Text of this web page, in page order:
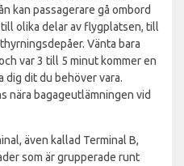
kan passagerare gå ombord
olika delar av flygplatsen, till
Vänta bara
var 3 till 5 minut kommer en
dit du behöver vara.
nära bagageutlämningen vid
även kallad Terminal B,
som är grupperade runt